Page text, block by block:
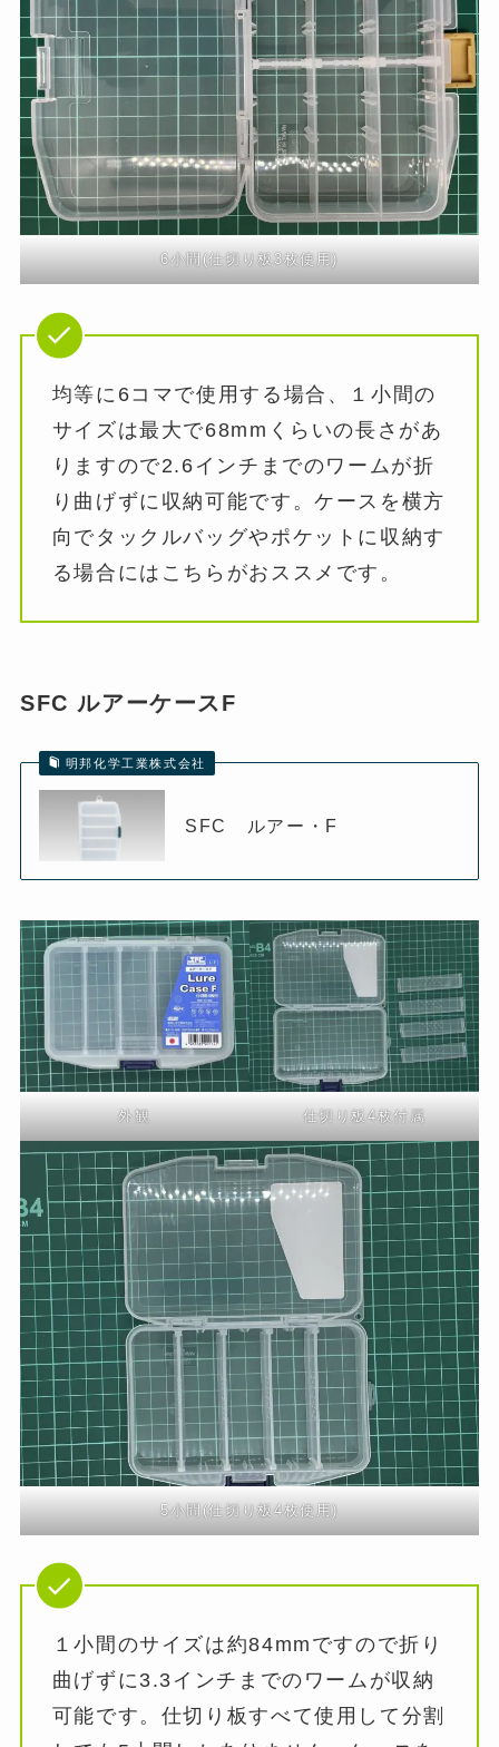
6小間(仕切り板3枚使用)
均等に6コマで使用する場合、１小間の
サイズは最大で68mmくらいの長さがあ
りますので2.6インチまでのワームが折
り曲げずに収納可能です。ケースを横方
向でタックルバッグやポケットに収納す
る場合にはこちらがおススメです。
SFC ルアーケースF
明邦化学工業株式会社
SFC ルアー・F
外観 仕切り板4枚付属
5小間(仕切り板4枚使用)
１小間のサイズは約84mmですので折り
曲げずに3.3インチまでのワームが収納
可能です。仕切り板すべて使用して分割